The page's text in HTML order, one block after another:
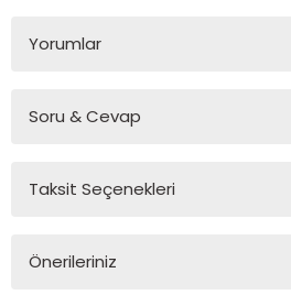
Yorumlar
Soru & Cevap
Ürün hakkında henüz
Taksit Seçenekleri
Önerileriniz